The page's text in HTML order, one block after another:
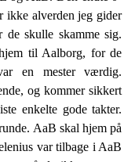
ikke alverden jeg gider
skulle skamme sig.
til Aalborg, for de
en mester værdig.
og kommer sikkert
enkelte gode takter.
AaB skal hjem på
var tilbage i AaB